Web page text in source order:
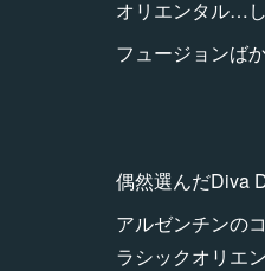
オリエンタル…
フュージョンば
偶然選んだDiva
アルゼンチンの
ラシックオリエ